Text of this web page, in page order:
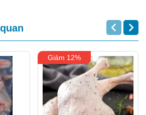
cũng không thểthiếu đầu cổ
cũng rất khoái gặm món này
Giảm 12%